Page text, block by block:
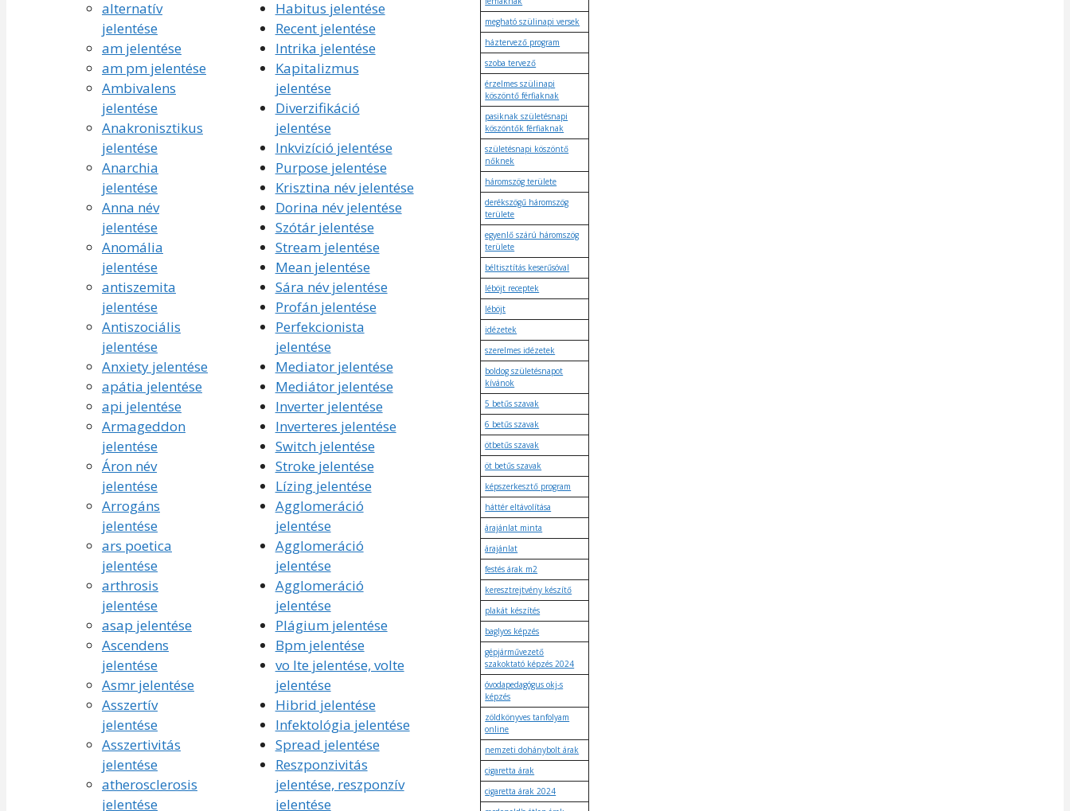
alternatív
jelentése
am jelentése
am pm jelentése
Ambivalens
jelentése
Anakronisztikus
jelentése
Anarchia
jelentése
Anna név
jelentése
Anomália
jelentése
antiszemita
jelentése
Antiszociális
jelentése
Anxiety jelentése
apátia jelentése
api jelentése
Armageddon
jelentése
Áron név
jelentése
Arrogáns
jelentése
ars poetica
jelentése
arthrosis
jelentése
asap jelentése
Ascendens
jelentése
Asmr jelentése
Asszertív
jelentése
Asszertivitás
jelentése
atherosclerosis
jelentése
Habitus jelentése
Recent jelentése
Intrika jelentése
Kapitalizmus
jelentése
Diverzifikáció
jelentése
Inkvizíció jelentése
Purpose jelentése
Krisztina név jelentése
Dorina név jelentése
Szótár jelentése
Stream jelentése
Mean jelentése
Sára név jelentése
Profán jelentése
Perfekcionista
jelentése
Mediator jelentése
Mediátor jelentése
Inverter jelentése
Inverteres jelentése
Switch jelentése
Stroke jelentése
Lízing jelentése
Agglomeráció
jelentése
Agglomeráció
jelentése
Agglomeráció
jelentése
Plágium jelentése
Bpm jelentése
vo lte jelentése, volte
jelentése
Hibrid jelentése
Infektológia jelentése
Spread jelentése
Reszponzivitás
jelentése, reszponzív
jelentése
megható szülinapi versek
háztervező program
szoba tervező
érzelmes szülinapi
köszöntő férfiaknak
pasiknak születésnapi
köszöntők férfiaknak
születésnapi köszöntő
nőknek
háromszög területe
derékszögű háromszög
területe
egyenlő szárú háromszög
területe
béltisztítás keserűsóval
léböjt receptek
léböjt
idézetek
szerelmes idézetek
boldog születésnapot
kívánok
5 betűs szavak
6 betűs szavak
ötbetűs szavak
öt betűs szavak
képszerkesztő program
háttér eltávolítása
árajánlat minta
árajánlat
festés árak m2
keresztrejtvény készítő
plakát készítés
baglyos képzés
gépjárművezető
szakoktató képzés 2024
óvodapedagógus okj-s
képzés
zöldkönyves tanfolyam
online
nemzeti dohánybolt árak
cigaretta árak
cigaretta árak 2024